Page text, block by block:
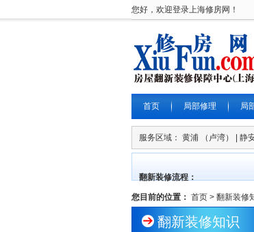
您好，欢迎登录上海修房网！
首页 局部修理 局
服务区域： 黄浦 （卢湾） | 静
翻新装修流程：
您目前的位置： 首页 > 翻新装修
翻新装修知识